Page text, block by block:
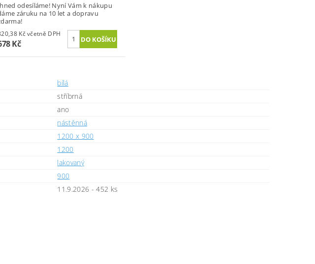
odesíláme! Nyní Vám k nákupu
záruku na 10 let a dopravu
820,38 Kč včetně DPH
Kč
bílá
stříbrná
ano
nástěnná
1200 x 900
1200
lakovaný
900
11.9.2026 - 452 ks